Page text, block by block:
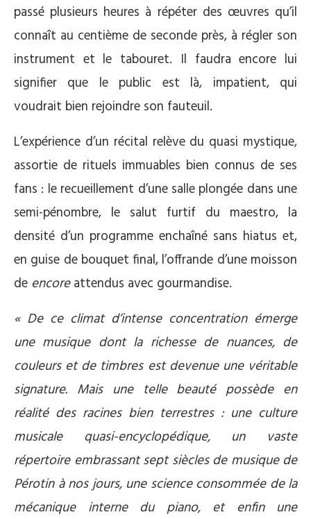
passé plusieurs heures à répéter des œuvres qu’il
connaît au centième de seconde près, à régler son
instrument et le tabouret. Il faudra encore lui
signifier que le public est là, impatient, qui
voudrait bien rejoindre son fauteuil.
L’expérience d’un récital relève du quasi mystique,
assortie de rituels immuables bien connus de ses
fans : le recueillement d’une salle plongée dans une
semi-pénombre, le salut furtif du maestro, la
densité d’un programme enchaîné sans hiatus et,
en guise de bouquet final, l’offrande d’une moisson
de encoreattendus avec gourmandise.
« De ce climat d’intense concentration émerge
une musique dont la richesse de nuances, de
couleurs et de timbres est devenue une véritable
signature. Mais une telle beauté possède en
réalité des racines bien terrestres : une culture
musicale quasi-encyclopédique, un vaste
répertoire embrassant sept siècles de musique de
Pérotin à nos jours, une science consommée de la
mécanique interne du piano, et enfin une